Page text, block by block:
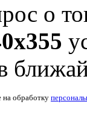
о
на обработку